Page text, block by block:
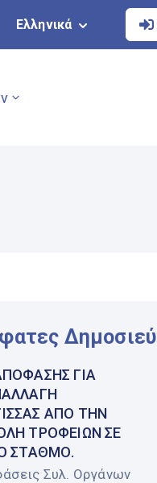
Ελληνικά
ΓΙΑ
ΑΠΌ ΤΗΝ
ΤΡΟΦΕΊΩΝ ΣΕ
ΣΤΑΘΜΌ.
Συλ. Οργάνων